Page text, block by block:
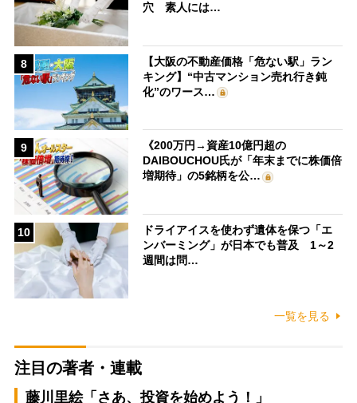
穴 素人には…
8
【大阪の不動産価格「危ない駅」ラン
キング】“中古マンション売れ行き鈍
化”のワース…
9
《200万円→資産10億円超の
DAIBOUCHOU氏が「年末までに株価倍
増期待」の5銘柄を公…
10
ドライアイスを使わず遺体を保つ「エ
ンバーミング」が日本でも普及 1～2
週間は問…
一覧を見る
注目の著者・連載
藤川里絵「さあ、投資を始めよう！」